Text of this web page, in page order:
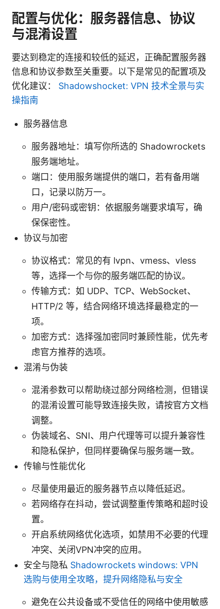
配置与优化：服务器信息、协议
与混淆设置
要达到稳定的连接和较低的延迟，正确配置服务器
信息和协议参数至关重要。以下是常见的配置项及
优化建议： Shadowshocket: VPN 技术全景与实
操指南
服务器信息
服务器地址：填写你所选的 Shadowrockets
服务端地址。
端口：使用服务端提供的端口，若有备用端
口，记录以防万一。
用户/密码或密钥：依据服务端要求填写，确
保保密性。
协议与加密
协议格式：常见的有 lvpn、vmess、vless
等，选择一个与你的服务端匹配的协议。
传输方式：如 UDP、TCP、WebSocket、
HTTP/2 等，结合网络环境选择最稳定的一
项。
加密方式：选择强加密同时兼顾性能，优先考
虑官方推荐的选项。
混淆与伪装
混淆参数可以帮助绕过部分网络检测，但错误
的混淆设置可能导致连接失败，请按官方文档
调整。
伪装域名、SNI、用户代理等可以提升兼容性
和隐私保护，但同样要确保与服务端一致。
传输与性能优化
尽量使用最近的服务器节点以降低延迟。
若网络存在抖动，尝试调整重传策略和超时设
置。
开启系统网络优化选项，如禁用不必要的代理
冲突、关闭VPN冲突的应用。
安全与隐私 Shadowrockets windows: VPN
选购与使用全攻略，提升网络隐私与安全
避免在公共设备或不受信任的网络中使用敏感